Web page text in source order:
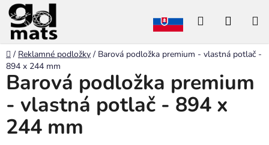
Prejsť
na
obsah
Hľadať
Domov
/ Reklamné podložky / Barová podložka premium - vlastná potlač -
894 x 244 mm
Barová podložka premium
- vlastná potlač - 894 x
244 mm